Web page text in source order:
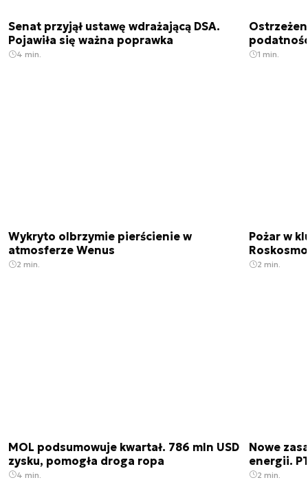
Senat przyjął ustawę wdrażającą DSA.
Pojawiła się ważna poprawka
4 min. 1 min.
Wykryto olbrzymie pierścienie w
atmosferze Wenus
2 min.
Pożar w
2 min.
MOL podsumowuje kwartał. 786 mln USD
zysku, pomogła droga ropa
4 min.
Nowe
energii.
2 min.